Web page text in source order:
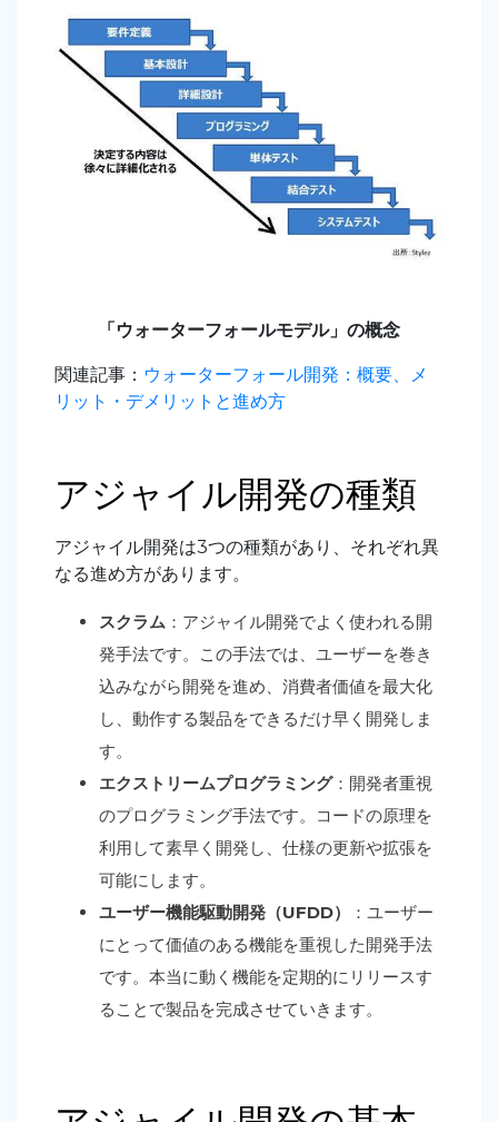
「ウォーターフォールモデル」の概念
関連記事： ウォーターフォール開発：概要、メ
リット・デメリットと進め方
アジャイル開発の種類
アジャイル開発は3つの種類があり、それぞれ異
なる進め方があります。
スクラム ：アジャイル開発でよく使われる開
発手法です。この手法では、ユーザーを巻き
込みながら開発を進め、消費者価値を最大化
し、動作する製品をできるだけ早く開発しま
す。
エクストリームプログラミング：開発者重視
のプログラミング手法です。コードの原理を
利用して素早く開発し、仕様の更新や拡張を
可能にします。
ユーザー機能駆動開発（UFDD）
：ユーザー
にとって価値のある機能を重視した開発手法
です。本当に動く機能を定期的にリリースす
ることで製品を完成させていきます。